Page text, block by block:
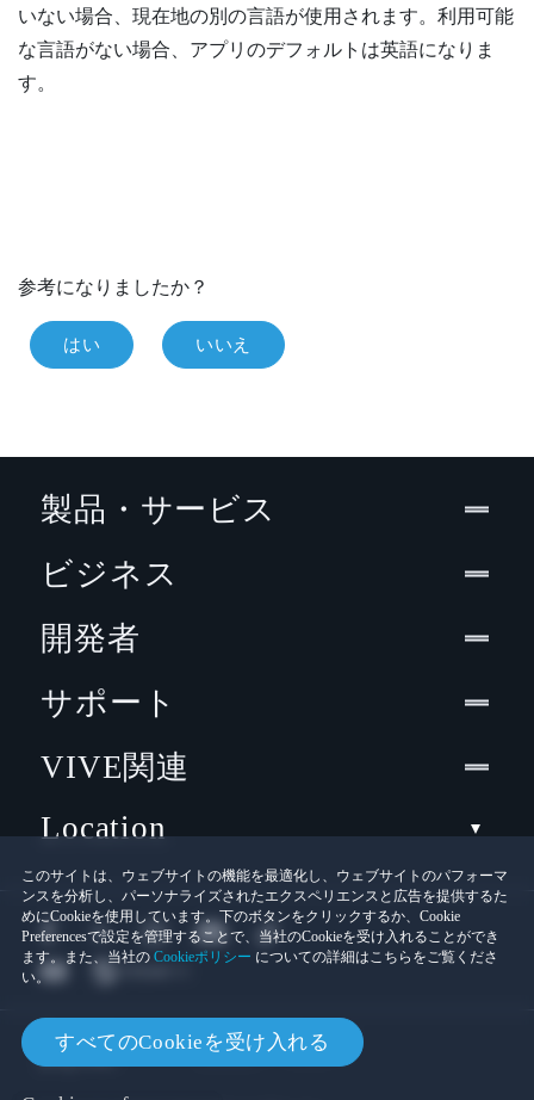
いない場合、現在地の別の言語が使用されます。利用可能
な言語がない場合、アプリのデフォルトは英語になりま
す。
参考になりましたか？
はい いいえ
このサイトは、ウェブサイトの機能を最適化し、ウェブサイトのパフォーマ
ンスを分析し、パーソナライズされたエクスペリエンスと広告を提供するた
めにCookieを使用しています。下のボタンをクリックするか、Cookie
Preferencesで設定を管理することで、当社のCookieを受け入れることができ
ます。また、当社の Cookieポリシー についての詳細はこちらをご覧くださ
い。
すべてのCookieを受け入れる
製品・サービス
ビジネス
開発者
サポート
VIVE関連
Location
© 2011-2026 HTC Corporation
法的情報
Cookies